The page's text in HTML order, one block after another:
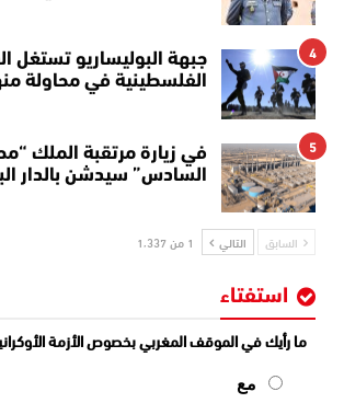
4
جبهة البوليساريو تستغل
الفلسطينية في محاولة
5
في زيارة مرتقبة الملك
السادس” سيدشن بالدار
السابق التالي 1 من 1٬337
استفتاء
ما رأيك في الموقف المغربي بخصوص الأزمة
مع